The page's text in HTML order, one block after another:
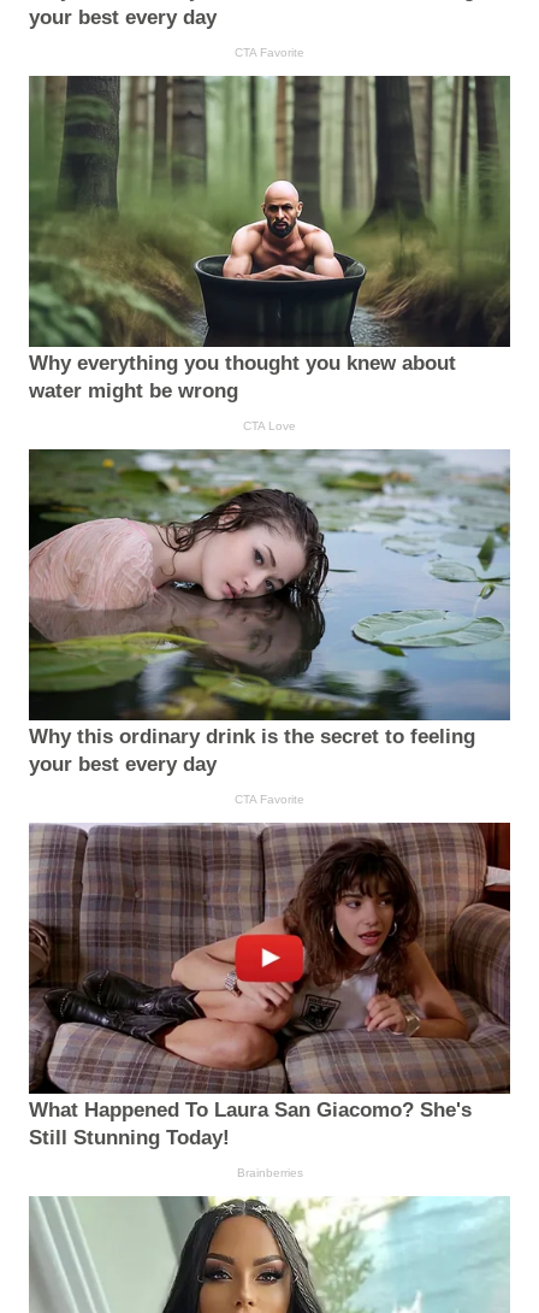
your best every day
CTA Favorite
Why everything you thought you knew about
water might be wrong
CTA Love
Why this ordinary drink is the secret to feeling
your best every day
CTA Favorite
What Happened To Laura San Giacomo? She's
Still Stunning Today!
Brainberries